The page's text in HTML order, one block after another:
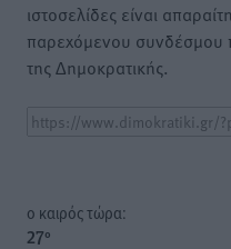
ιστοσελίδες είναι
παρεχόμενου
της Δημοκρατικής.
o καιρός τώρα:
27°